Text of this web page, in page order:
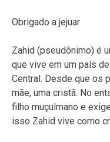
Obrigado a jejuar
Zahid (pseudônimo) é
que vive em um país
Central. Desde que os
mãe, uma cristã. No
filho muçulmano e
isso Zahid vive como